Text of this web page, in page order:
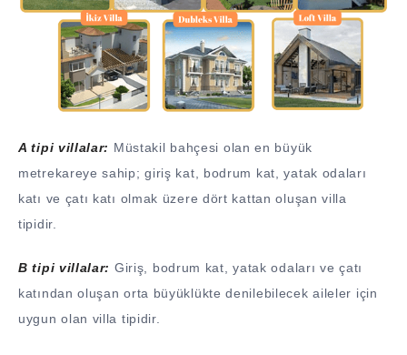
A tipi villalar: Müstakil bahçesi olan en büyük
metrekareye sahip; giriş kat, bodrum kat, yatak odaları
katı ve çatı katı olmak üzere dört kattan oluşan villa
tipidir.
B tipi villalar: Giriş, bodrum kat, yatak odaları ve çatı
katından oluşan orta büyüklükte denilebilecek aileler için
uygun olan villa tipidir.